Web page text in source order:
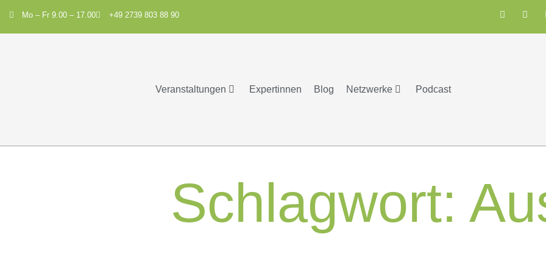
Mo – Fr 9.00 – 17.00 +49 2739 803 88 90
Veranstaltungen Expertinnen Blog Netzwerke Podcast
Schlagwort: